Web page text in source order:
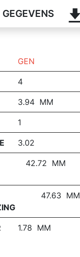
GEN
4
3.94 MM
1
3.02
42.72 MM
47.63 MM
1.78 MM